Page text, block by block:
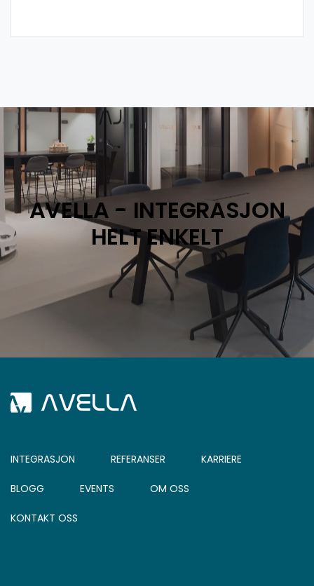
AVELLA - INTEGRASJON
HELT ENKELT
INTEGRASJON REFERANSER KARRIERE
BLOGG EVENTS OM OSS
KONTAKT OSS